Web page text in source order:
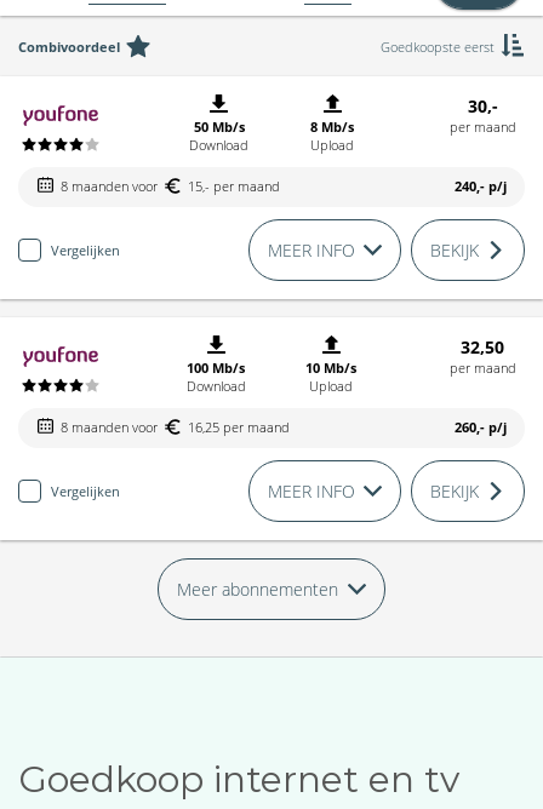
Combivoordeel Goedkoopste eerst
50 Mb/s
Download
8 Mb/s
Upload
30,-
per maand
8 maanden voor 15,- per maand 240,- p/j
Vergelijken MEER INFO BEKIJK
100 Mb/s
Download
10 Mb/s
Upload
32,50
per maand
8 maanden voor 16,25 per maand 260,- p/j
Vergelijken MEER INFO BEKIJK
Meer abonnementen
Goedkoop internet en tv